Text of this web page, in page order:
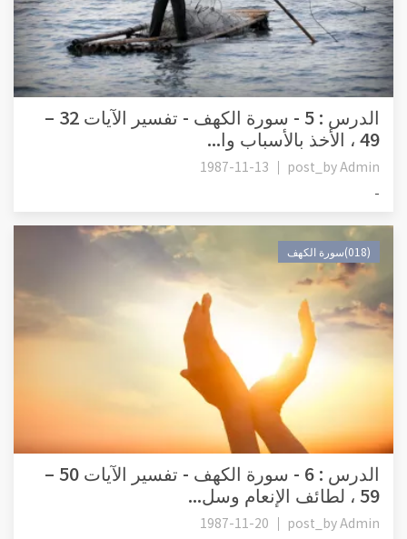
الدرس : 5 - سورة الكهف - تفسير الآيات 32 –
49 ، الأخذ بالأسباب وا...
post_byAdmin
1987-11-13
-
(018)سورة الكهف
الدرس : 6 - سورة الكهف - تفسير الآيات 50 –
59 ، لطائف الإنعام وسل...
post_byAdmin
1987-11-20